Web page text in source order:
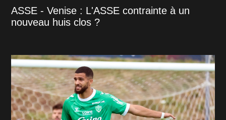
ASSE - Venise : L'ASSE contrainte à un
nouveau huis clos ?